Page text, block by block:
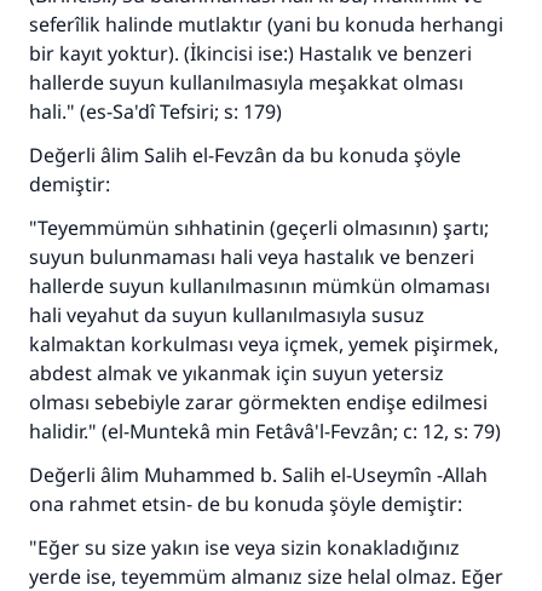
seferîlik halinde mutlaktır (yani bu konuda herhangi
bir kayıt yoktur). (İkincisi ise:) Hastalık ve benzeri
hallerde suyun kullanılmasıyla meşakkat olması
hali." (es-Sa'dî Tefsiri; s: 179)
Değerli âlim Salih el-Fevzân da bu konuda şöyle
demiştir:
"Teyemmümün sıhhatinin (geçerli olmasının) şartı;
suyun bulunmaması hali veya hastalık ve benzeri
hallerde suyun kullanılmasının mümkün olmaması
hali veyahut da suyun kullanılmasıyla susuz
kalmaktan korkulması veya içmek, yemek pişirmek,
abdest almak ve yıkanmak için suyun yetersiz
olması sebebiyle zarar görmekten endişe edilmesi
halidir." (el-Muntekâ min Fetâvâ'l-Fevzân; c: 12, s: 79)
Değerli âlim Muhammed b. Salih el-Useymîn -Allah
ona rahmet etsin- de bu konuda şöyle demiştir:
"Eğer su size yakın ise veya sizin konakladığınız
yerde ise, teyemmüm almanız size helal olmaz. Eğer
kurtardı.
Ümmete cevapları ulaştırmak için bizi destekle
Rasulullah ﷺ şöyle dedi:
Her kim bir hayra yol gösterirse , hayrı yapan
kişinin sevabı kadar ona sevap yazılır.
(MUSLIM 1893)